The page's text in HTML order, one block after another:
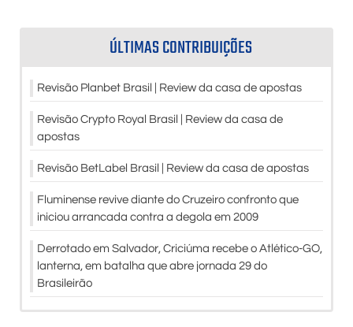
ÚLTIMAS CONTRIBUIÇÕES
Revisão Planbet Brasil | Review da casa de apostas
Revisão Crypto Royal Brasil | Review da casa de
apostas
Revisão BetLabel Brasil | Review da casa de apostas
Fluminense revive diante do Cruzeiro confronto que
iniciou arrancada contra a degola em 2009
Derrotado em Salvador, Criciúma recebe o Atlético-GO,
lanterna, em batalha que abre jornada 29 do
Brasileirão